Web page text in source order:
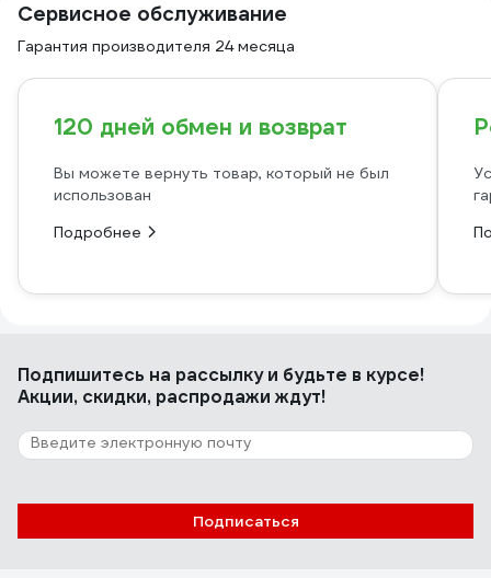
Сервисное обслуживание
Гарантия производителя 24 месяца
120 дней обмен и возврат
Вы можете вернуть товар, который не был
использован
Подробнее
Подпишитесь на рассылкуи будьте в курсе!
Акции, скидки, распродажи ждут!
Подписаться